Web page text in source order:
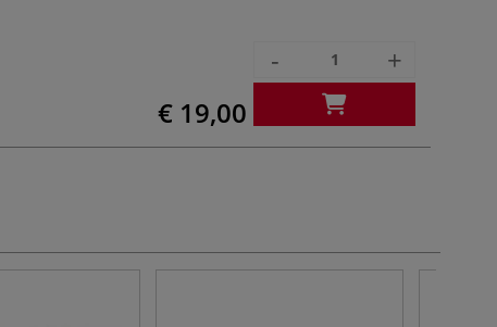
€ 19,00
- +